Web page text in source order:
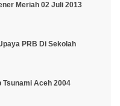
Meriah 02 Juli 2013
PRB Di Sekolah
Tsunami Aceh 2004